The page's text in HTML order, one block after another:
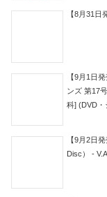
【8月31
【9月1日
ンズ 第17
科] (DVD・
【9月2日
Disc） - V.A.